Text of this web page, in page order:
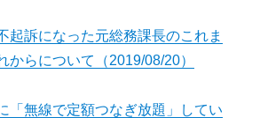
起訴になった元総務課長のこれま
からについて（2019/08/20）
「無線で定額つなぎ放題」してい